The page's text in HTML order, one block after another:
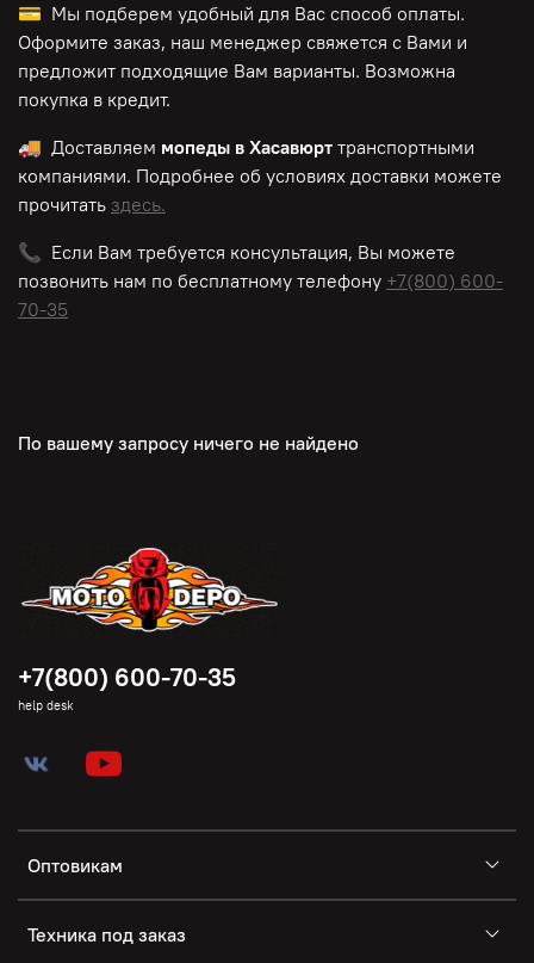
💳 Мы подберем удобный для Вас способ оплаты.
Оформите заказ, наш менеджер свяжется с Вами и
предложит подходящие Вам варианты. Возможна
покупка в кредит.
🚚 Доставляем мопеды в Хасавюрт транспортными
компаниями. Подробнее об условиях доставки можете
прочитать здесь.
📞 Если Вам требуется консультация, Вы можете
позвонить нам по бесплатному телефону +7(800) 600-
70-35
По вашему запросу ничего не найдено
Оптовикам
Техника под заказ
+7(800) 600-70-35
help desk